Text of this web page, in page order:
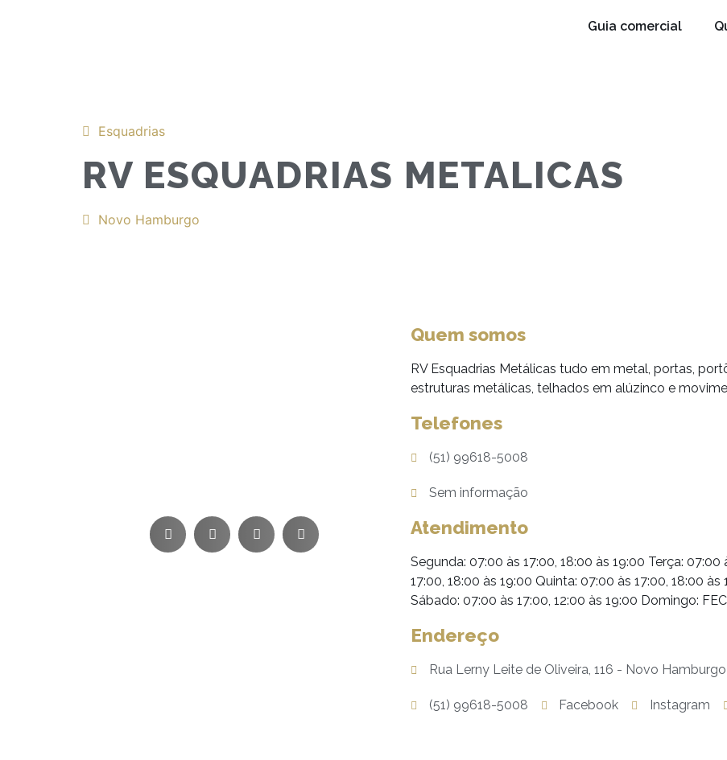
Guia comercial
Esquadrias
RV ESQUADRIAS METALICAS
Novo Hamburgo
Quem somos
RV Esquadrias Metálicas tudo em metal, portas,
estruturas metálicas, telhados em alúzinco e
Telefones
(51) 99618-5008
Sem informação
Atendimento
Segunda: 07:00 às 17:00, 18:00 às 19:00 Terça:
17:00, 18:00 às 19:00 Quinta: 07:00 às 17:00, 18:00
Sábado: 07:00 às 17:00, 12:00 às 19:00 Domingo:
Endereço
Rua Lerny Leite de Oliveira, 116 - Novo Hamburgo
(51) 99618-5008 Facebook Instagram